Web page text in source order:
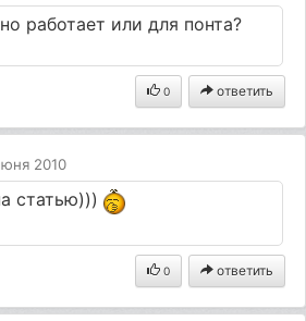
работает или для понта?
0 ответить
2010
статью)))
0 ответить